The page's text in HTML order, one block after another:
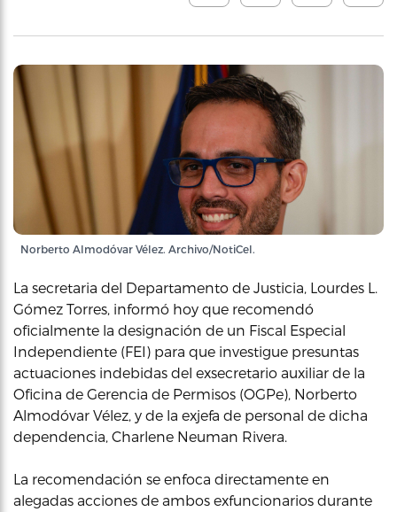
Norberto Almodóvar Vélez. Archivo/NotiCel.
La secretaria del Departamento de Justicia, Lourdes L.
Gómez Torres, informó hoy que recomendó
oficialmente la designación de un Fiscal Especial
Independiente (FEI) para que investigue presuntas
actuaciones indebidas del exsecretario auxiliar de la
Oficina de Gerencia de Permisos (OGPe), Norberto
Almodóvar Vélez, y de la exjefa de personal de dicha
dependencia, Charlene Neuman Rivera.
La recomendación se enfoca directamente en
alegadas acciones de ambos exfuncionarios durante